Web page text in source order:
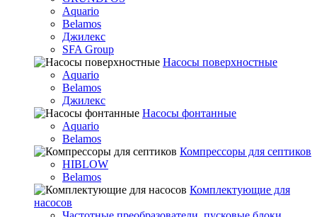
Aquario
Belamos
Джилекс
SFA Group
Насосы поверхностные
Aquario
Belamos
Джилекс
Насосы фонтанные
Aquario
Belamos
Компрессоры для септиков
HIBLOW
Belamos
Комплектующие для
насосов